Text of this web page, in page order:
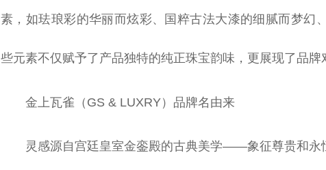
素，如珐琅彩的华丽而炫彩、国粹古法大漆的细腻而梦幻
些元素不仅赋予了产品独特的纯正珠宝韵味，更展现了品牌
金上瓦雀（GS & LUXRY）品牌名由来
灵感源自宫廷皇室金銮殿的古典美学——象征尊贵和永